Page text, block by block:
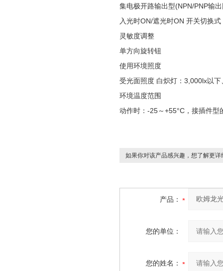
集电极开路输出型(NPN/PNP输
入光时ON/遮光时ON 开关切换式
灵敏度调整
单方向旋转钮
使用环境照度
受光面照度 白炽灯：3,000lx以
环境温度范围
动作时：-25～+55°C，接插件
如果你对该产品感兴趣，想了解更详
产品：
您的单位：
您的姓名：